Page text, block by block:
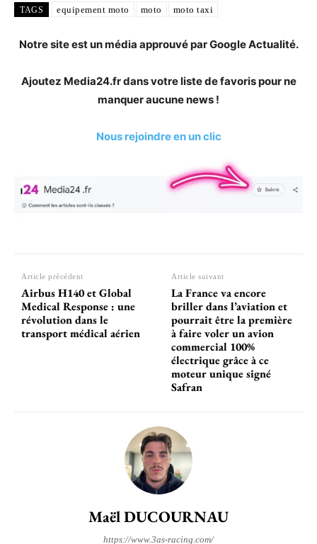
TAGS equipement moto moto moto taxi
Notre site est un média approuvé par Google Actualité.
Ajoutez Media24.fr dans votre liste de favoris pour ne
manquer aucune news !
Nous rejoindre en un clic
Article précédent
Airbus H140 et Global
Medical Response : une
révolution dans le
transport médical aérien
Article suivant
La France va encore
briller dans l’aviation et
pourrait être la première
à faire voler un avion
commercial 100%
électrique grâce à ce
moteur unique signé
Safran
Maël DUCOURNAU
https://www.3as-racing.com/